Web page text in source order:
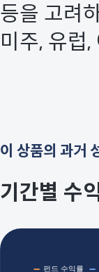
등을 고려
미주, 유럽
이 상품의 과거
기간별 수